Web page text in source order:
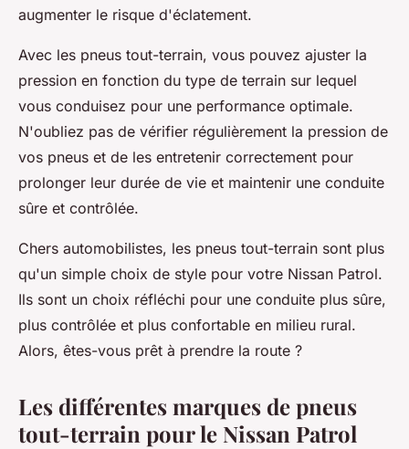
augmenter le risque d'éclatement.
Avec les pneus tout-terrain, vous pouvez ajuster la
pression en fonction du type de terrain sur lequel
vous conduisez pour une performance optimale.
N'oubliez pas de vérifier régulièrement la pression de
vos pneus et de les entretenir correctement pour
prolonger leur durée de vie et maintenir une conduite
sûre et contrôlée.
Chers automobilistes, les pneus tout-terrain sont plus
qu'un simple choix de style pour votre Nissan Patrol.
Ils sont un choix réfléchi pour une conduite plus sûre,
plus contrôlée et plus confortable en milieu rural.
Alors, êtes-vous prêt à prendre la route ?
Les différentes marques de pneus
tout-terrain pour le Nissan Patrol